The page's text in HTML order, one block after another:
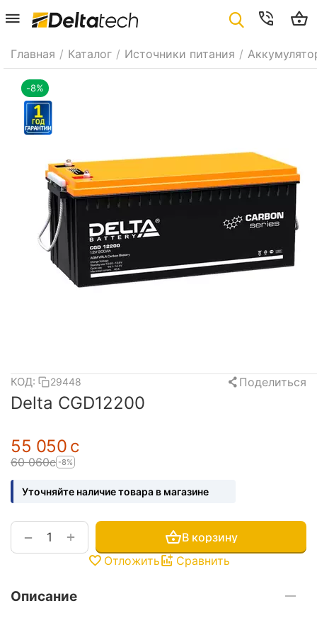
Главная / Каталог / Источники питания /
-8%
КОД: 29448 Поделиться
Delta CGD12200
55 050 с
60 060с -8%
Уточняйте наличие товара в магазине
+
−
В корзину
Отложить
Сравнить
Описание